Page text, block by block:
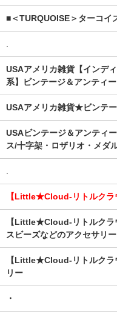
■＜TURQUOISE＞ターコイ
.
USAアメリカ雑貨【インデ
系】ビンテージ＆アンティー
USAアメリカ雑貨★ビンテ
USAビンテージ＆アンティ
ス/十字架・ロザリオ・メダル
.
【Little★Cloud-リトルクラ
【Little★Cloud-リトルクラ
スビーズなどのアクセサリー
【Little★Cloud-リトルク
リー
・